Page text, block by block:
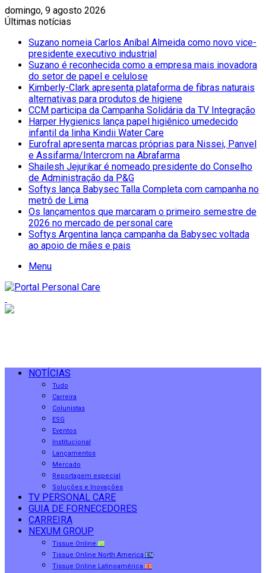
domingo, 9 agosto 2026
Últimas notícias
Suzano nomeia Carlos Aníbal Almeida como novo vice-
presidente executivo industrial
Suzano é reconhecida como a empresa mais inovadora
do setor de papel e celulose
Kimberly-Clark apresenta plataforma de fibras naturais
alternativas para produtos de higiene
CCM participa da Campanha Solidária da TV Integração
Harper Hygienics lança papel higiênico umedecido
infantil da linha Kindii Water Care
Eurofral apresenta marcas próprias para Nissei, Panvel
e Assifarma/Intercrom na Abrafarma
Shailesh Jejurikar é nomeado presidente do Conselho
de Administração da P&G
Softys lança Babysec Talla Completa com campanha no
metrô de Lima
Os lançamentos que marcaram o primeiro semestre de
2026 no mercado de personal care
Softys Argentina lança campanha da Babysec voltada
ao apoio de mães e pais
Menu
NOTÍCIAS
Tudo
Carreira
Colunistas
ESG
Eventos
Institucional
Lançamentos
Mercado
Reportagem especial
Soluções e Inovações
TV PERSONAL CARE
GUIA DE FORNECEDORES
CARREIRA
NEXUM GROUP
Tissue Online PT
Tissue Online North America EN
Tissue Online Latinoamérica ES